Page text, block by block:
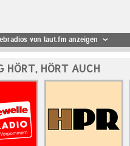
von laut.fm anzeigen
HÖRT, HÖRT AUCH